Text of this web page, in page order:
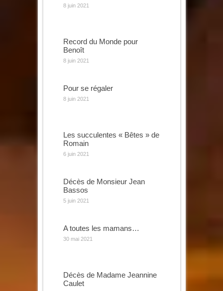
8 juin 2021
Record du Monde pour
Benoît
8 juin 2021
Pour se régaler
8 juin 2021
Les succulentes « Bêtes » de
Romain
6 juin 2021
Décès de Monsieur Jean
Bassos
5 juin 2021
A toutes les mamans…
30 mai 2021
Décès de Madame Jeannine
Caulet